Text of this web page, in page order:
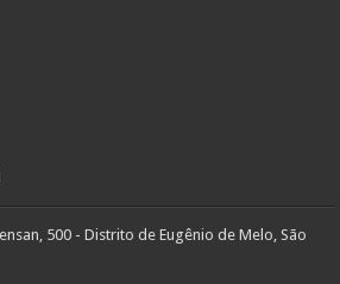
500 - Distrito de Eugênio de Melo, São